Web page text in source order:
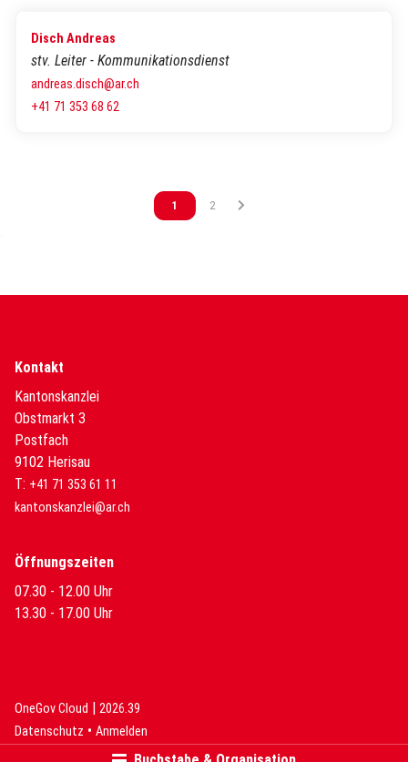
Disch Andreas
stv. Leiter - Kommunikationsdienst
andreas.disch@ar.ch
+41 71 353 68 62
Vous êtes sur la page
1 Vous êtes sur la page
2
Kontakt
Kantonskanzlei
Obstmarkt 3
Postfach
9102 Herisau
T: +41 71 353 61 11
kantonskanzlei@ar.ch
Öffnungszeiten
07.30 - 12.00 Uhr
13.30 - 17.00 Uhr
OneGov Cloud (External Link)
| 2026.39
Datenschutz (External Link)
Anmelden